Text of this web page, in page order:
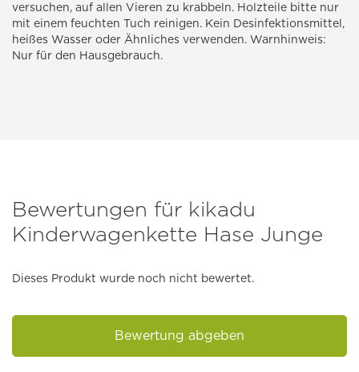
versuchen, auf allen Vieren zu krabbeln. Holzteile bitte nur
mit einem feuchten Tuch reinigen. Kein Desinfektionsmittel,
heißes Wasser oder Ähnliches verwenden. Warnhinweis:
Nur für den Hausgebrauch.
Bewertungen für kikadu
Kinderwagenkette Hase Junge
Dieses Produkt wurde noch nicht bewertet.
Bewertung abgeben